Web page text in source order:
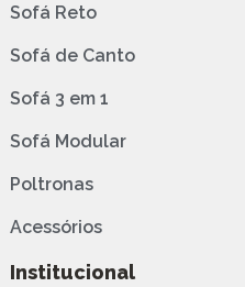
Sofá Reto
Sofá de Canto
Sofá 3 em 1
Sofá Modular
Poltronas
Acessórios
Institucional